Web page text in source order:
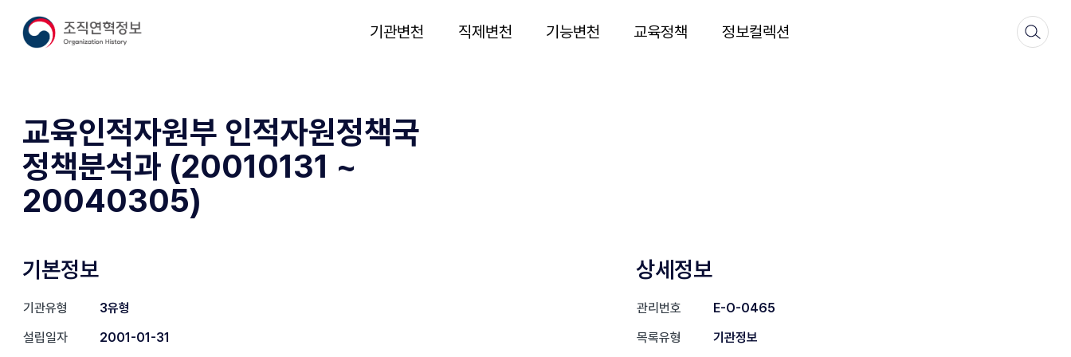
기관변천 직제변천 기능변천 교육정책 정보컬렉션
교육인적자원부 인적자원정책국
정책분석과 (20010131 ~
20040305)
기본정보
기관유형
3유형
설립일자
2001-01-31
상세정보
관리번호
E-O-0465
목록유형
기관정보